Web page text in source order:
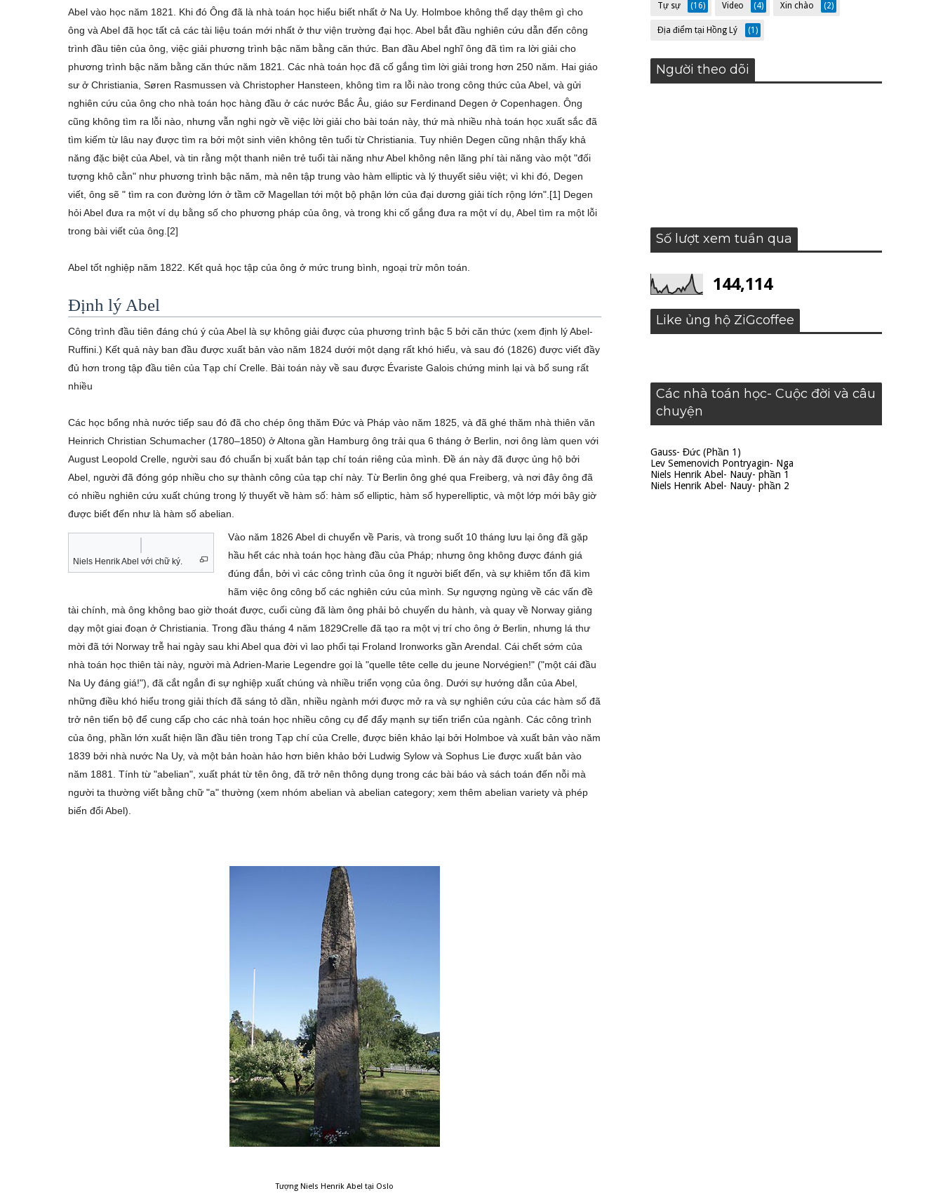
Abel vào học năm 1821. Khi đó Ông đã là nhà toán học hiểu biết nhất ở Na Uy. Holmboe không thể dạy thêm gì cho
ông và Abel đã học tất cả các tài liệu toán mới nhất ở thư viện trường đại học. Abel bắt đầu nghiên cứu dẫn đến công
trình đầu tiên của ông, việc giải phương trình bậc năm bằng căn thức. Ban đầu Abel nghĩ ông đã tìm ra lời giải cho
phương trình bậc năm bằng căn thức năm 1821. Các nhà toán học đã cố gắng tìm lời giải trong hơn 250 năm. Hai giáo
sư ở Christiania, Søren Rasmussen và Christopher Hansteen, không tìm ra lỗi nào trong công thức của Abel, và gửi
nghiên cứu của ông cho nhà toán học hàng đầu ở các nước Bắc Âu, giáo sư Ferdinand Degen ở Copenhagen. Ông
cũng không tìm ra lỗi nào, nhưng vẫn nghi ngờ về việc lời giải cho bài toán này, thứ mà nhiều nhà toán học xuất sắc đã
tìm kiếm từ lâu nay được tìm ra bởi một sinh viên không tên tuổi từ Christiania. Tuy nhiên Degen cũng nhận thấy khả
năng đặc biệt của Abel, và tin rằng một thanh niên trẻ tuổi tài năng như Abel không nên lãng phí tài năng vào một "đối
tượng khô cằn" như phương trình bậc năm, mà nên tập trung vào hàm elliptic và lý thuyết siêu việt; vì khi đó, Degen
viết, ông sẽ " tìm ra con đường lớn ở tầm cỡ Magellan tới một bộ phận lớn của đại dương giải tích rộng lớn".[1] Degen
hỏi Abel đưa ra một ví dụ bằng số cho phương pháp của ông, và trong khi cố gắng đưa ra một ví dụ, Abel tìm ra một lỗi
trong bài viết của ông.[2]
Abel tốt nghiệp năm 1822. Kết quả học tập của ông ở mức trung bình, ngoại trừ môn toán.
Định lý Abel
Công trình đầu tiên đáng chú ý của Abel là sự không giải được của phương trình bậc 5 bởi căn thức (xem định lý Abel-
Ruffini.) Kết quả này ban đầu được xuất bản vào năm 1824 dưới một dạng rất khó hiểu, và sau đó (1826) được viết đầy
đủ hơn trong tập đầu tiên của Tạp chí Crelle. Bài toán này về sau được Évariste Galois chứng minh lại và bổ sung rất
nhiều
Các học bổng nhà nước tiếp sau đó đã cho chép ông thăm Đức và Pháp vào năm 1825, và đã ghé thăm nhà thiên văn
Heinrich Christian Schumacher (1780–1850) ở Altona gần Hamburg ông trải qua 6 tháng ở Berlin, nơi ông làm quen với
August Leopold Crelle, người sau đó chuẩn bị xuất bản tạp chí toán riêng của mình. Đề án này đã được ủng hộ bởi
Abel, người đã đóng góp nhiều cho sự thành công của tạp chí này. Từ Berlin ông ghé qua Freiberg, và nơi đây ông đã
có nhiều nghiên cứu xuất chúng trong lý thuyết về hàm số: hàm số elliptic, hàm số hyperelliptic, và một lớp mới bây giờ
được biết đến như là hàm số abelian.
Niels Henrik Abel với chữ ký.
Vào năm 1826 Abel di chuyển về Paris, và trong suốt 10 tháng lưu lại ông đã gặp
hầu hết các nhà toán học hàng đầu của Pháp; nhưng ông không được đánh giá
đúng đắn, bởi vì các công trình của ông ít người biết đến, và sự khiêm tốn đã kìm
hãm việc ông công bố các nghiên cứu của mình. Sự ngượng ngùng về các vấn đề
tài chính, mà ông không bao giờ thoát được, cuối cùng đã làm ông phải bỏ chuyến du hành, và quay về Norway giảng
dạy một giai đoạn ở Christiania. Trong đầu tháng 4 năm 1829Crelle đã tạo ra một vị trí cho ông ở Berlin, nhưng lá thư
mời đã tới Norway trễ hai ngày sau khi Abel qua đời vì lao phổi tại Froland Ironworks gần Arendal. Cái chết sớm của
nhà toán học thiên tài này, người mà Adrien-Marie Legendre gọi là "quelle tête celle du jeune Norvégien!" ("một cái đầu
Na Uy đáng giá!"), đã cắt ngắn đi sự nghiệp xuất chúng và nhiều triển vọng của ông. Dưới sự hướng dẫn của Abel,
những điều khó hiểu trong giải thích đã sáng tỏ dần, nhiều ngành mới được mở ra và sự nghiên cứu của các hàm số đã
trở nên tiến bộ để cung cấp cho các nhà toán học nhiều công cụ để đẩy mạnh sự tiến triển của ngành. Các công trình
của ông, phần lớn xuất hiện lần đầu tiên trong Tạp chí của Crelle, được biên khảo lại bởi Holmboe và xuất bản vào năm
1839 bởi nhà nước Na Uy, và một bản hoàn hảo hơn biên khảo bởi Ludwig Sylow và Sophus Lie được xuất bản vào
năm 1881. Tính từ "abelian", xuất phát từ tên ông, đã trở nên thông dụng trong các bài báo và sách toán đến nỗi mà
người ta thường viết bằng chữ "a" thường (xem nhóm abelian và abelian category; xem thêm abelian variety và phép
biến đổi Abel).
Tượng Niels Henrik Abel tại Oslo
Tự sự (16) Video (4) Xin chào (2)
Địa điểm tại Hồng Lý (1)
Người theo dõi
Số lượt xem tuần qua
144,114
Like ủng hộ ZiGcoffee
Các nhà toán học- Cuộc đời và câu
chuyện
Gauss- Đức (Phần 1)
Lev Semenovich Pontryagin- Nga
Niels Henrik Abel- Nauy- phần 1
Niels Henrik Abel- Nauy- phần 2